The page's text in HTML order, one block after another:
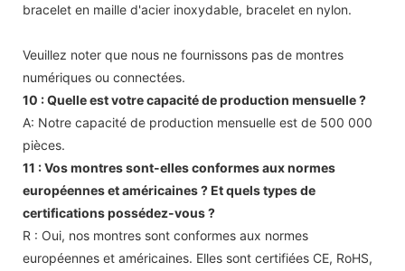
bracelet en maille d'acier inoxydable, bracelet en nylon.
Veuillez noter que nous ne fournissons pas de montres
numériques ou connectées.
10 : Quelle est votre capacité de production mensuelle ?
A: Notre capacité de production mensuelle est de 500 000
pièces.
11 : Vos montres sont-elles conformes aux normes
européennes et américaines ? Et quels types de
certifications possédez-vous ?
R : Oui, nos montres sont conformes aux normes
européennes et américaines. Elles sont certifiées CE, RoHS,